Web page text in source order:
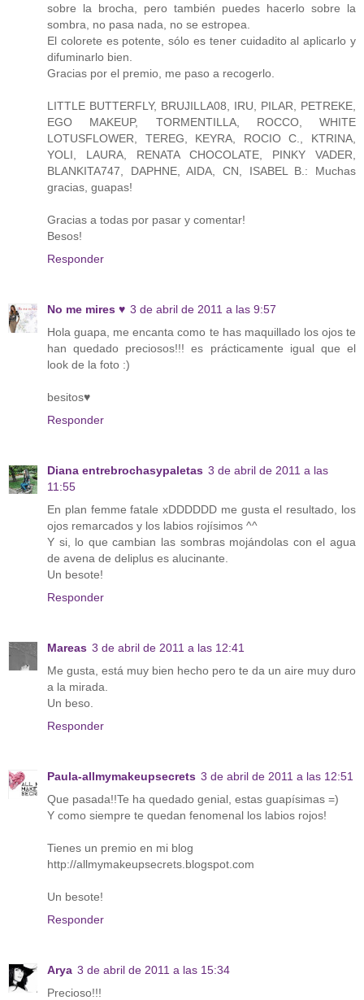
sobre la brocha, pero también puedes hacerlo sobre la
sombra, no pasa nada, no se estropea.
El colorete es potente, sólo es tener cuidadito al aplicarlo y
difuminarlo bien.
Gracias por el premio, me paso a recogerlo.
LITTLE BUTTERFLY, BRUJILLA08, IRU, PILAR, PETREKE,
EGO MAKEUP, TORMENTILLA, ROCCO, WHITE
LOTUSFLOWER, TEREG, KEYRA, ROCIO C., KTRINA,
YOLI, LAURA, RENATA CHOCOLATE, PINKY VADER,
BLANKITA747, DAPHNE, AIDA, CN, ISABEL B.: Muchas
gracias, guapas!
Gracias a todas por pasar y comentar!
Besos!
Responder
No me mires ♥ 3 de abril de 2011 a las 9:57
Hola guapa, me encanta como te has maquillado los ojos te
han quedado preciosos!!! es prácticamente igual que el
look de la foto :)
besitos♥
Responder
Diana entrebrochasypaletas 3 de abril de 2011 a las
11:55
En plan femme fatale xDDDDDD me gusta el resultado, los
ojos remarcados y los labios rojísimos ^^
Y si, lo que cambian las sombras mojándolas con el agua
de avena de deliplus es alucinante.
Un besote!
Responder
Mareas 3 de abril de 2011 a las 12:41
Me gusta, está muy bien hecho pero te da un aire muy duro
a la mirada.
Un beso.
Responder
Paula-allmymakeupsecrets 3 de abril de 2011 a las 12:51
Que pasada!!Te ha quedado genial, estas guapísimas =)
Y como siempre te quedan fenomenal los labios rojos!
Tienes un premio en mi blog
http://allmymakeupsecrets.blogspot.com
Un besote!
Responder
Arya 3 de abril de 2011 a las 15:34
Precioso!!!